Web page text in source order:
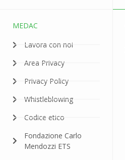
MEDAC
Lavora con noi
Area Privacy
Privacy Policy
Whistleblowing
Codice etico
Fondazione Carlo
Mendozzi ETS